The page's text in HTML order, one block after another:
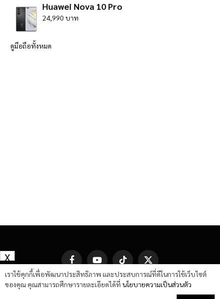
Huawei Nova 10 Pro
24,990 บาท
ดูมือถือทั้งหมด
FacebookYouTube TikTok
X
(Twitter)
เราใช้คุกกี้เพื่อพัฒนาประสิทธิภาพ และประสบการณ์ที่ดีในการใช้เว็บไซต์
ของคุณ คุณสามารถศึกษารายละเอียดได้ที่ นโยบายความเป็นส่วนตัว
X